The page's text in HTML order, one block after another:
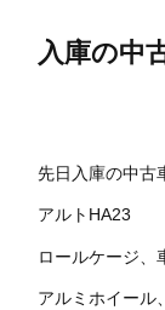
入庫の中
先日入庫の中古
アルトHA23
ロールケージ、
アルミホイール